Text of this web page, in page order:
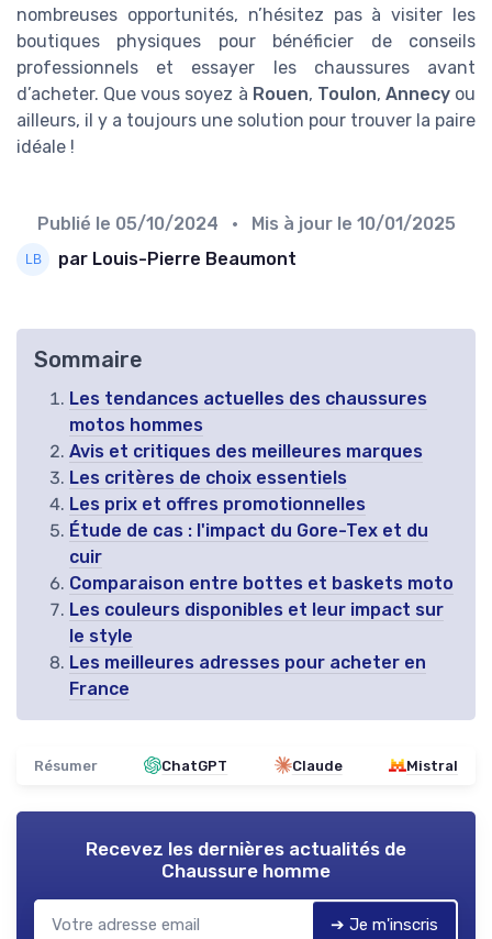
nombreuses opportunités, n’hésitez pas à visiter les
boutiques physiques pour bénéficier de conseils
professionnels et essayer les chaussures avant
d’acheter. Que vous soyez à Rouen, Toulon, Annecyou
ailleurs, il y a toujours une solution pour trouver la paire
idéale !
Publié le 05/10/2024 • Mis à jour le 10/01/2025
par Louis-Pierre Beaumont
Sommaire
Les tendances actuelles des chaussures
motos hommes
Avis et critiques des meilleures marques
Les critères de choix essentiels
Les prix et offres promotionnelles
Étude de cas : l'impact du Gore-Tex et du
cuir
Comparaison entre bottes et baskets moto
Les couleurs disponibles et leur impact sur
le style
Les meilleures adresses pour acheter en
France
Résumer ChatGPT Claude Mistral
Recevez les dernières actualités de
Chaussure homme
➔ Je m'inscris